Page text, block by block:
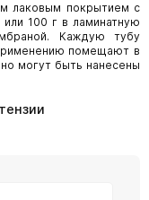
лаковым покрытием с
100 г в ламинатную
Каждую тубу
помещают в
могут быть нанесены